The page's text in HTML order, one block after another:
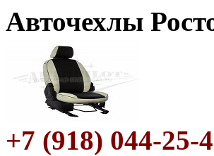
Авточехлы
+7 (918) 044-25-